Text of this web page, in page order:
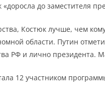
до заместителя
Костюк лучше, чем
области. Путин
РФ и лично президента.
12 участником